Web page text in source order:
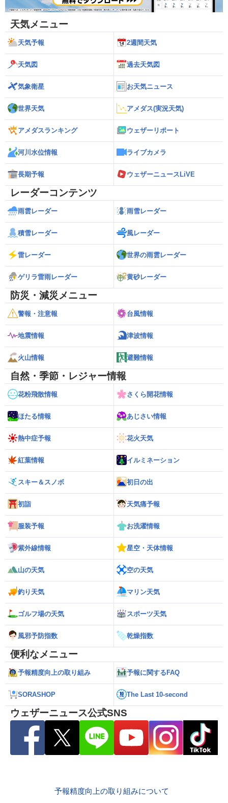
天気メニュー
天気予報 2週間天気
天気図 過去天気図
気象衛星 お天気ニュース
世界天気 アメダス(実況天気)
アメダスランキング ウェザーリポート
河川水位情報 ライブカメラ
長期予報 ウェザーニュースLiVE
レーダーコンテンツ
雨雲レーダー 雨雪レーダー
積雪レーダー 風レーダー
雷レーダー 世界の雨雲レーダー
ゲリラ雷雨レーダー 黄砂レーダー
防災・減災メニュー
警報・注意報 台風情報
地震情報 津波情報
火山情報 避難情報
自然・季節・レジャー情報
花粉飛散情報 さくら開花情報
ほたる情報 あじさい情報
熱中症予報 花火天気
紅葉情報 イルミネーション
スキー＆スノボ 初日の出
初詣 天気痛予報
服装予報 お洗濯情報
紫外線情報 星空・天体情報
山の天気 空の天気
釣り天気 マリン天気
ゴルフ場の天気 スポーツ天気
風邪予防指数 乾燥指数
便利なメニュー
予報精度向上の取り組み 予報に関するFAQ
SORASHOP The Last 10-second
ウェザーニュース公式SNS
予報精度向上の取り組みについて